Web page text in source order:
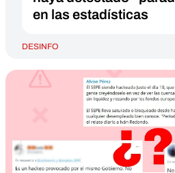
en las estadísticas
DESINFO